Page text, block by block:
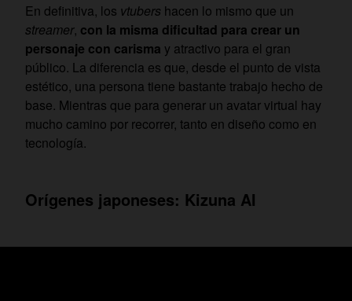
En definitiva, los vtubers hacen lo mismo que un
streamer, con la misma dificultad para crear un
personaje con carisma y atractivo para el gran
público. La diferencia es que, desde el punto de vista
estético, una persona tiene bastante trabajo hecho de
base. Mientras que para generar un avatar virtual hay
mucho camino por recorrer, tanto en diseño como en
tecnología.
Orígenes japoneses: Kizuna AI